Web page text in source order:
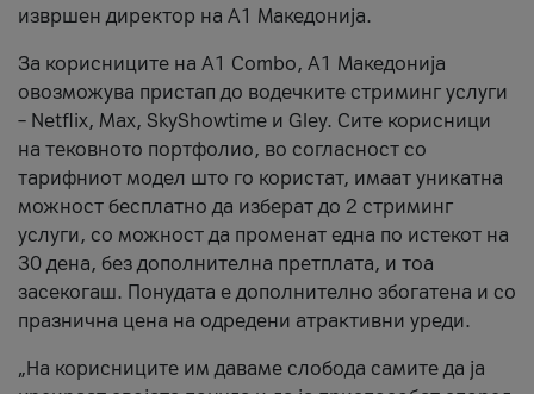
извршен директор на А1 Македонија.
За корисниците на A1 Combo, А1 Македонија
овозможува пристап до водечките стриминг услуги
– Netflix, Max, SkyShowtime и Gley. Сите корисници
на тековното портфолио, во согласност со
тарифниот модел што го користат, имаат уникатна
можност бесплатно да изберат до 2 стриминг
услуги, со можност да променат една по истекот на
30 дена, без дополнителна претплата, и тоа
засекогаш. Понудата е дополнително збогатена и со
празнична цена на одредени атрактивни уреди.
„На корисниците им даваме слобода самите да ја